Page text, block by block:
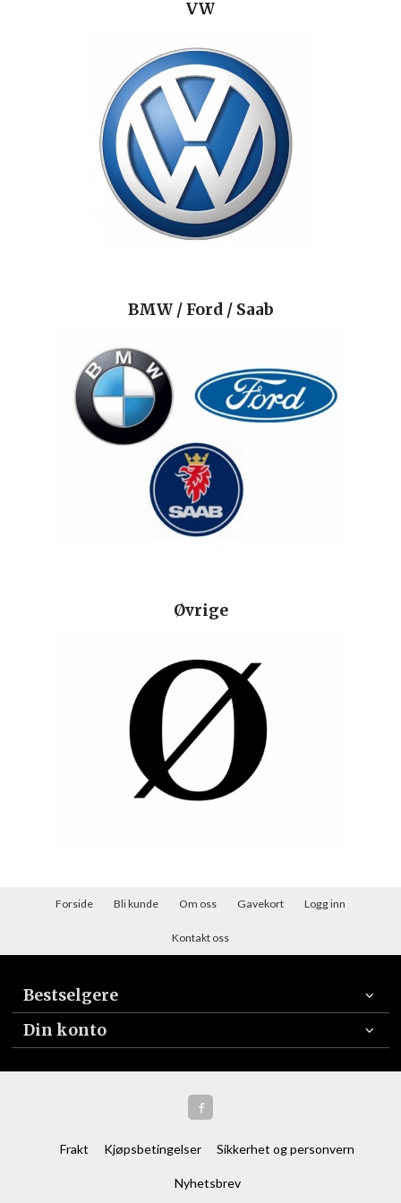
VW
BMW / Ford / Saab
Øvrige
Forside Bli kunde Om oss Gavekort Logg inn
Kontakt oss
Bestselgere
Din konto
Frakt Kjøpsbetingelser Sikkerhet og personvern
Nyhetsbrev